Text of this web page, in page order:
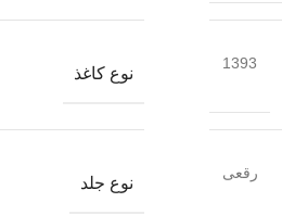
1393
نوع کاغذ
رقعی
نوع جلد